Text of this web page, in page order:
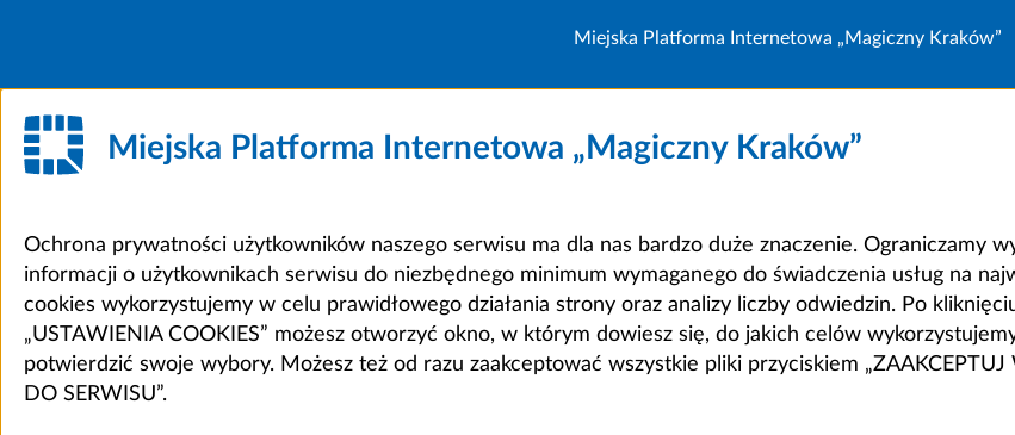
Miejska Platforma Internetowa „Magiczny Kraków”
Miejska Platforma Internetowa „Magiczny Kraków”
Ochrona prywatności użytkowników naszego serwisu ma dla nas bardzo duże znaczenie. Ograniczamy
informacji o użytkownikach serwisu do niezbędnego minimum wymaganego do świadczenia usług na
cookies wykorzystujemy w celu prawidłowego działania strony oraz analizy liczby odwiedzin. Po
„USTAWIENIA COOKIES” możesz otworzyć okno, w którym dowiesz się, do jakich celów
potwierdzić swoje wybory. Możesz też od razu zaakceptować wszystkie pliki przyciskiem „ZAAKCEPTUJ
DO SERWISU”.